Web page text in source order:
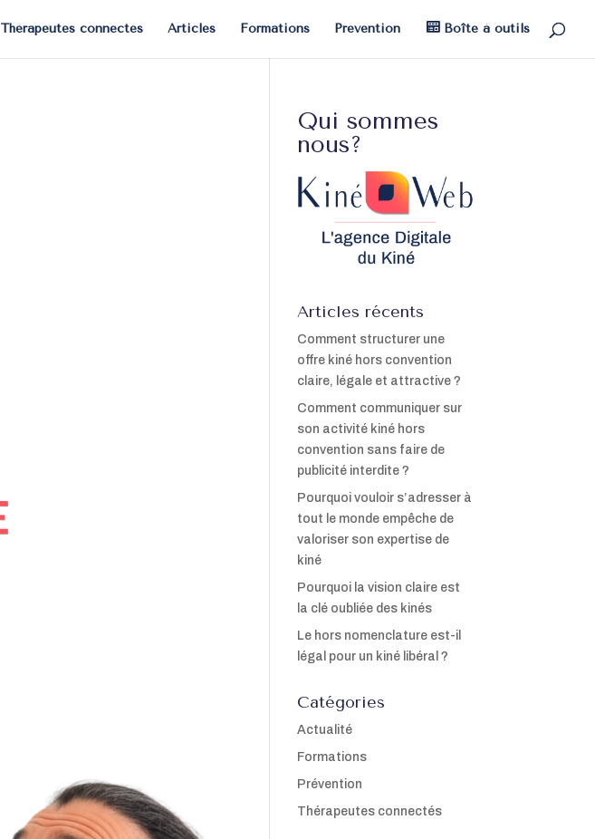
Thérapeutes connectés Articles Formations Prévention Boîte à outils
Qui sommes
nous?
Articles récents
Comment structurer une
offre kiné hors convention
claire, légale et attractive ?
Comment communiquer sur
son activité kiné hors
convention sans faire de
publicité interdite ?
Pourquoi vouloir s’adresser à
tout le monde empêche de
valoriser son expertise de
kiné
Pourquoi la vision claire est
la clé oubliée des kinés
Le hors nomenclature est-il
légal pour un kiné libéral ?
Catégories
Actualité
Formations
Prévention
Thérapeutes connectés